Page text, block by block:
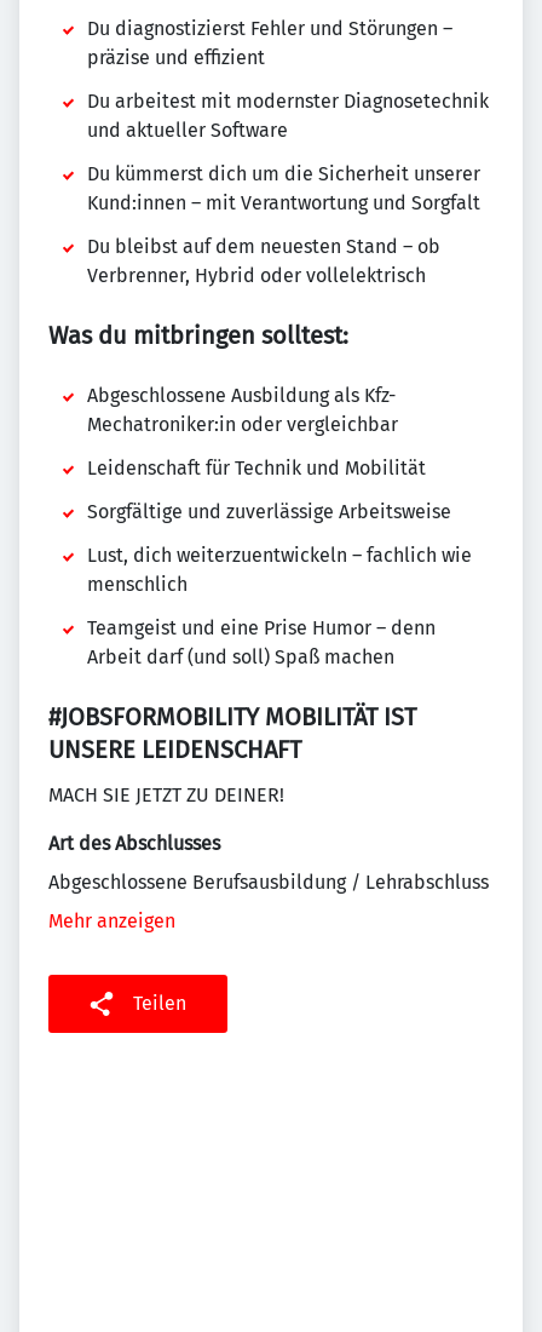
Du diagnostizierst Fehler und Störungen –
präzise und effizient
Du arbeitest mit modernster Diagnosetechnik
und aktueller Software
Du kümmerst dich um die Sicherheit unserer
Kund:innen – mit Verantwortung und Sorgfalt
Du bleibst auf dem neuesten Stand – ob
Verbrenner, Hybrid oder vollelektrisch
Was du mitbringen solltest:
Abgeschlossene Ausbildung als Kfz-
Mechatroniker:in oder vergleichbar
Leidenschaft für Technik und Mobilität
Sorgfältige und zuverlässige Arbeitsweise
Lust, dich weiterzuentwickeln – fachlich wie
menschlich
Teamgeist und eine Prise Humor – denn
Arbeit darf (und soll) Spaß machen
#JOBSFORMOBILITY MOBILITÄT IST
UNSERE LEIDENSCHAFT
MACH SIE JETZT ZU DEINER!
Art des Abschlusses
Abgeschlossene Berufsausbildung / Lehrabschluss
Mehr anzeigen
Teilen